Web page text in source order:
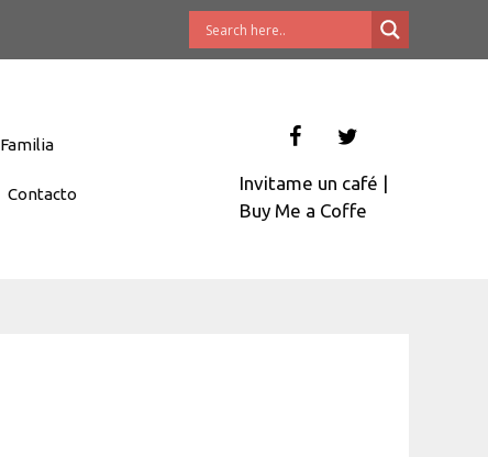
Familia
Contacto
Invitame un café |
Buy Me a Coffe